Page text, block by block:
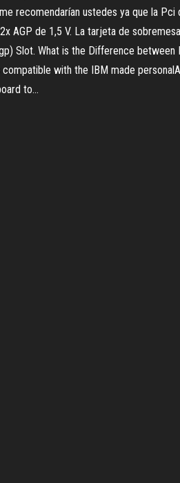
recomendarían ustedes ya que la Pci
AGP de 1,5 V. La tarjeta de
Slot. What is the Difference between
with the IBM made
to...